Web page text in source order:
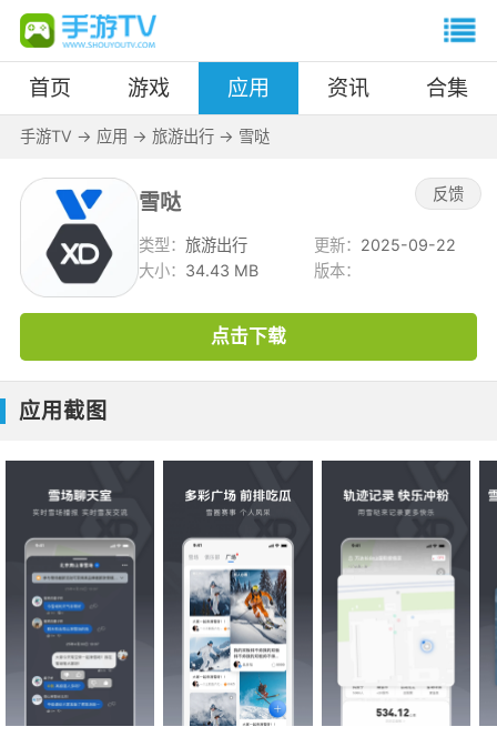
首页 游戏 应用 资讯 合集
手游TV -> 应用 -> 旅游出行-> 雪哒
雪哒 反馈
类型：旅游出行 更新： 2025-09-22
大小： 34.43 MB 版本：
点击下载
应用截图